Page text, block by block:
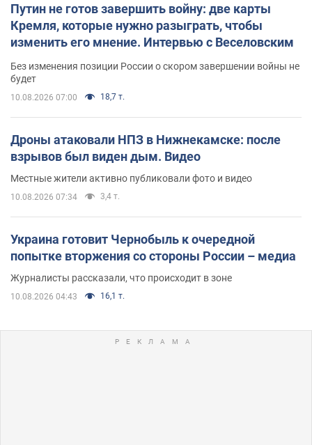
Путин не готов завершить войну: две карты
Кремля, которые нужно разыграть, чтобы
изменить его мнение. Интервью с Веселовским
Без изменения позиции России о скором завершении войны не
будет
10.08.2026 07:00 18,7 т.
Дроны атаковали НПЗ в Нижнекамске: после
взрывов был виден дым. Видео
Местные жители активно публиковали фото и видео
10.08.2026 07:34 3,4 т.
Украина готовит Чернобыль к очередной
попытке вторжения со стороны России – медиа
Журналисты рассказали, что происходит в зоне
10.08.2026 04:43 16,1 т.